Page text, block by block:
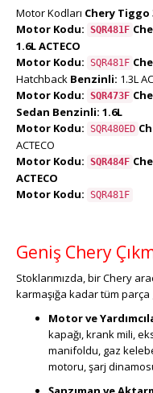
Motor Kodları Chery Tiggo
Motor Kodu: SQR481F
1.6L ACTECO
Motor Kodu: SQR481F
Hatchback Benzinli: 1.3L
Motor Kodu: SQR473F
Sedan Benzinli: 1.6L
Motor Kodu: SQR480ED
ACTECO
Motor Kodu: SQR484F
ACTECO
Motor Kodu: SQR481F
Geniş Chery
Stoklarımızda, bir Chery
karmaşığa kadar tüm
Motor ve
kapağı, krank mili,
manifoldu, gaz
motoru, şarj